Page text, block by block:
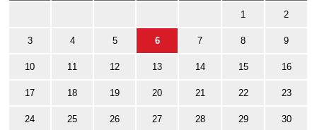
1 2
3 4 5 6 7 8 9
10 11 12 13 14 15 16
17 18 19 20 21 22 23
24 25 26 27 28 29 30